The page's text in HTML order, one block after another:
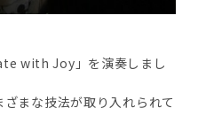
with Joy」を演奏しまし
まな技法が取り入れられて